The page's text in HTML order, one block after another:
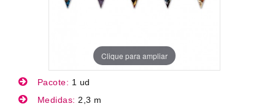
Clique para ampliar
Pacote: 1 ud
Medidas: 2,3 m